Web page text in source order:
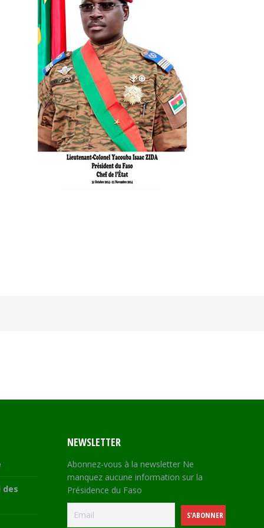
des
NEWSLETTER
Abonnez-vous à la newsletter Ne
manquez aucune information sur la
Présidence du Faso